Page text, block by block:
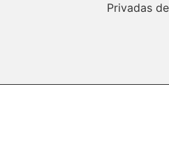
Privadas